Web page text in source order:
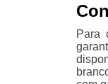
Para